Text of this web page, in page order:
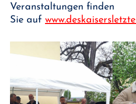
Veranstaltungen finden
Sie auf